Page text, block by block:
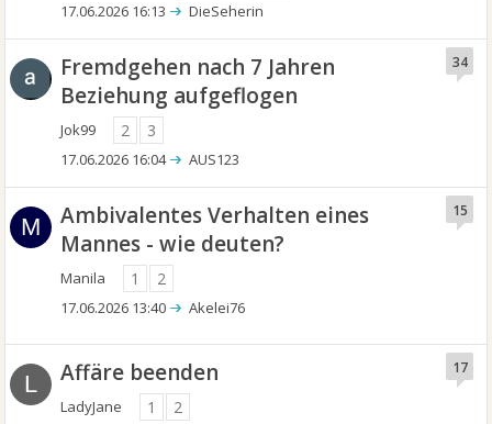
17.06.2026 16:13 DieSeherin
Fremdgehen nach 7 Jahren
Beziehung aufgeflogen
Jok99 2 3
34
17.06.2026 16:04 AUS123
M
Ambivalentes Verhalten eines
Mannes - wie deuten?
Manila 1 2
15
17.06.2026 13:40 Akelei76
L Affäre beenden
LadyJane 1 2
17